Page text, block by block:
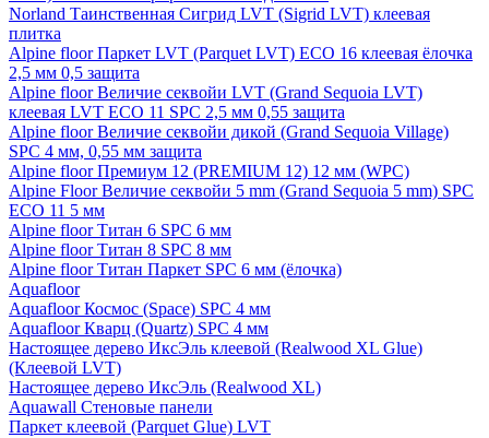
Norland Таинственная Сигрид LVT (Sigrid LVT) клеевая
плитка
Alpine floor Паркет LVT (Parquet LVT) ECO 16 клеевая ёлочка
2,5 мм 0,5 защита
Alpine floor Величие секвойи LVT (Grand Sequoia LVT)
клеевая LVT ECO 11 SPC 2,5 мм 0,55 защита
Alpine floor Величие секвойи дикой (Grand Sequoia Village)
SPC 4 мм, 0,55 мм защита
Alpine floor Премиум 12 (PREMIUM 12) 12 мм (WPC)
Alpine Floor Величие секвойи 5 mm (Grand Sequoia 5 mm) SPC
ECO 11 5 мм
Alpine floor Титан 6 SPC 6 мм
Alpine floor Титан 8 SPC 8 мм
Alpine floor Титан Паркет SPC 6 мм (ёлочка)
Aquafloor
Aquafloor Космос (Space) SPC 4 мм
Aquafloor Кварц (Quartz) SPC 4 мм
Настоящее дерево ИксЭль клеевой (Realwood XL Glue)
(Клеевой LVT)
Настоящее дерево ИксЭль (Realwood XL)
Aquawall Стеновые панели
Паркет клеевой (Parquet Glue) LVT